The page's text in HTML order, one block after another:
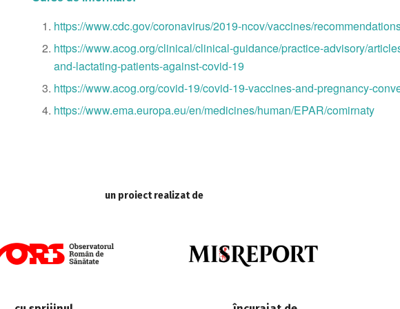
https://www.cdc.gov/coronavirus/2019-ncov/vaccines/
https://www.acog.org/clinical/clinical-guidance/practice-advisory/
and-lactating-patients-against-covid-19
https://www.acog.org/covid-19/covid-19-vaccines-and-pregnancy-
https://www.ema.europa.eu/en/medicines/human/EPAR/comirnaty
un proiect realizat de